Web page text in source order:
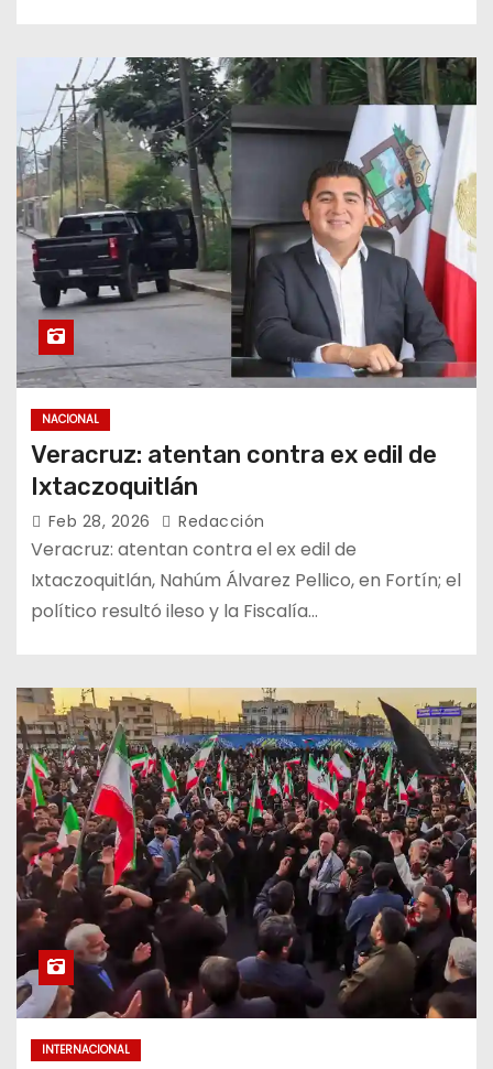
NACIONAL
Veracruz: atentan contra ex edil de
Ixtaczoquitlán
Feb 28, 2026 Redacción
Veracruz: atentan contra el ex edil de
Ixtaczoquitlán, Nahúm Álvarez Pellico, en Fortín; el
político resultó ileso y la Fiscalía…
INTERNACIONAL